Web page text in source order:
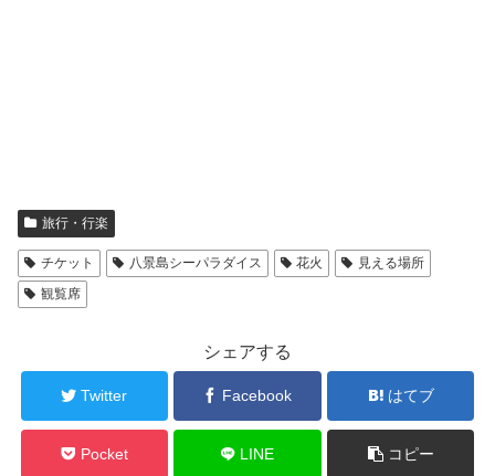
旅行・行楽
チケット 八景島シーパラダイス 花火
見える場所
観覧席
シェアする
Twitter Facebook はてブ
Pocket LINE コピー